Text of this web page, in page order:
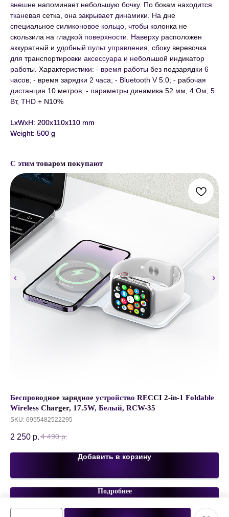
внешне напоминает небольшую бочку. По бокам находится
тканевая сетка, она закрывает динамики. На дне
специальное силиконовое кольцо, чтобы колонка не
скользила на гладкой поверхности. Наверху расположен
аккуратный и удобный пульт управления, сбоку веревочка
для транспортировки аксессуара и небольшой индикатор
работы. Характеристики: - время работы без подзарядки 6
часов; - время зарядки 2 часа; - Bluetooth V 5.0; - рабочая
дистанция 10 метров; - параметры динамика 52 мм, 4 Ом, 5
Вт, THD + N10%
LxWxH: 200x110x110 mm
Weight: 500 g
С этим товаром покупают
Беспроводное зарядное устройство RECCI 2-in-1 Foldable
Wireless Charger, 17.5W, Белый, RCW-35
SKU: 6955482522295
2 250 р. 4 490 р.
Добавить в корзину
Подробнее